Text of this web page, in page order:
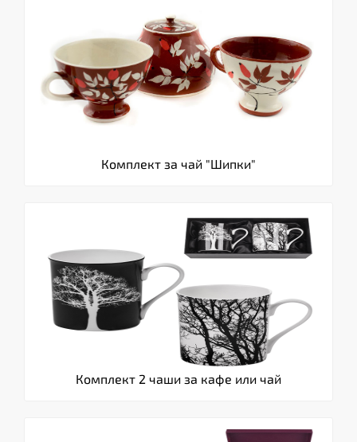
Комплект за чай "Шипки"
Комплект 2 чаши за кафе или чай